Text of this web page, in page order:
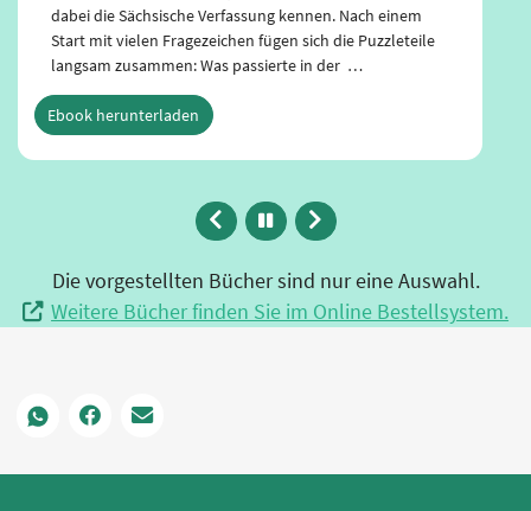
Das „ewige Eis“ am Nordpol schmilzt und arktische
Räume werden aufgrund der Erwärmung besser und
länger zugänglich. Auf dem Land können reiche
Bodenschätze abgebaut werden und der Schiffsverkehr
im Nordpolarmeer nimmt zu. Die Arktis wird dabei auch
ZurückAnimation
anhalten
Vor
Weitere Bücher finden Sie im Online Bestellsystem.